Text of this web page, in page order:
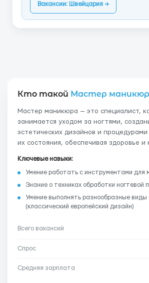
Вакансии: Швейцария →
Кто такой Мастер
Мастер маникюра — это специалист,
занимается уходом за ногтями,
эстетических дизайнов и
их состояния, обеспечивая здоровье и
Ключевые навыки:
Умение работать с инструментами для
Знание о техниках обработки ногтевой
Умение выполнять разнообразные виды
(классический европейский дизайн)
Всего вакансий
Спрос
Средняя зарплата